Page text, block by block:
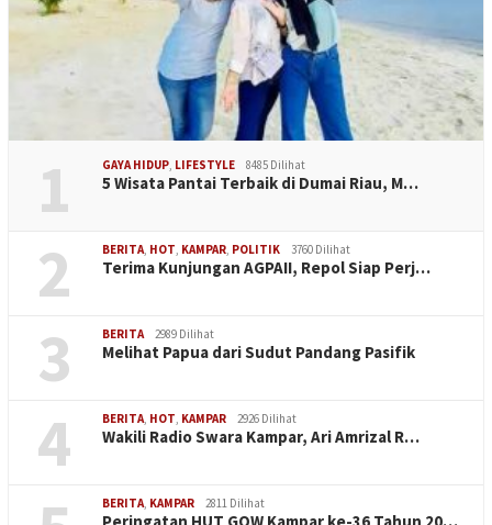
1 GAYA HIDUP LIFESTYLE 8485 Dilihat
5 Wisata Pantai Terbaik di Dumai Riau, M…
2 BERITA HOT KAMPAR POLITIK 3760 Dilihat
Terima Kunjungan AGPAII, Repol Siap Perj…
3 BERITA 2989 Dilihat
Melihat Papua dari Sudut Pandang Pasifik
4 BERITA HOT KAMPAR 2926 Dilihat
Wakili Radio Swara Kampar, Ari Amrizal R…
BERITA KAMPAR 2811 Dilihat